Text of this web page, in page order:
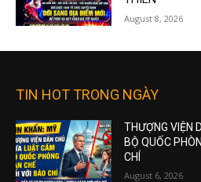
August 8, 2026
TIN HOT TRONG NGÀY
THƯỢNG VIỆN
BỘ QUỐC
CHÍ
August 6, 2026